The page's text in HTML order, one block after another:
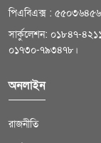
পিএবিএক্স :
সার্কুলেশন: ০১৮৪৭-
০১৭৩০-৭৯৩৪৭৮।
অনলাইন
রাজনীতি